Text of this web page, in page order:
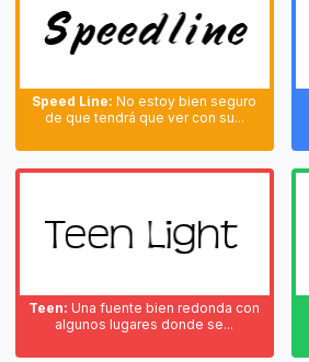
Speed Line: No estoy bien seguro
de que tendrá que ver con su...
Teen: Una fuente bien redonda con
algunos lugares donde se...